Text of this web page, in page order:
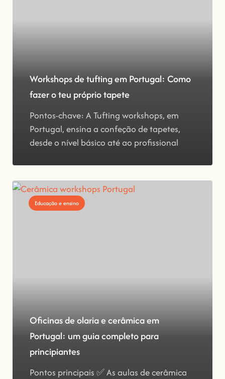
Workshops de tufting em Portugal: Como
fazer o teu próprio tapete
Pontos-chave: A Tufting workshops, em
Portugal, ensina a confeção de tapetes,
desde o nível básico até ao profissional
Educação e ensino
Oficinas de olaria e cerâmica em
Portugal: um guia completo para
principiantes
Pontos principais ✅ As aulas de cerâmica